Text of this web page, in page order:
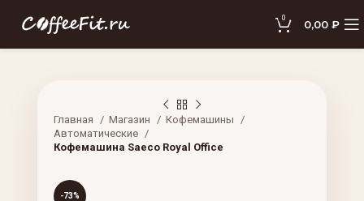
0 0,00 ₽
Главная Магазин
Кофемашины
Автоматические
Кофемашина Saeco Royal Office
-73%